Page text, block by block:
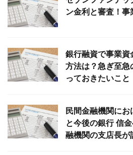
ン金利と審査！
銀行融資で事業
方法は？急ぎ至
っておきたいこと
民間金融機関に
と今後の銀行 信
融機関の支店長が